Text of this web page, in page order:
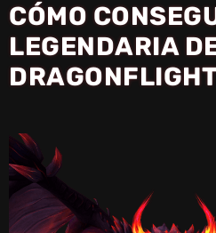
CÓMO
LEGENDARIA